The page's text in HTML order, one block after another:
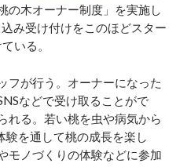
の木オーナー制度」を実施し
み受け付けをこのほどスター
いる。
が行う。オーナーになった
などで受け取ることがで
れる。若い桃を虫や病気から
験を通して桃の成長を楽し
モノづくりの体験などに参加